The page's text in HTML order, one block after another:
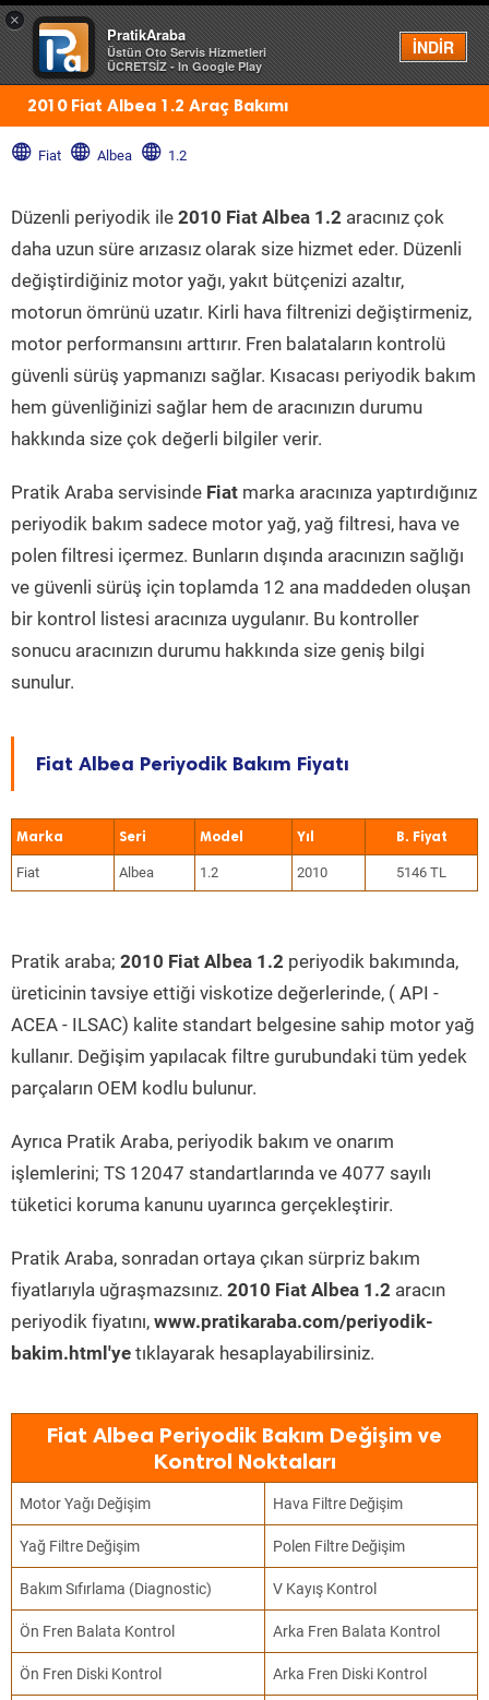
×
PratikAraba
Üstün Oto Servis Hizmetleri
ÜCRETSİZ - In Google Play
İNDİR
Menü
2010 Fiat Albea 1.2 Araç Bakımı
Fiat Albea 1.2
Düzenli periyodik ile 2010 Fiat Albea 1.2 aracınız çok
daha uzun süre arızasız olarak size hizmet eder. Düzenli
değiştirdiğiniz motor yağı, yakıt bütçenizi azaltır,
motorun ömrünü uzatır. Kirli hava filtrenizi değiştirmeniz,
motor performansını arttırır. Fren balataların kontrolü
güvenli sürüş yapmanızı sağlar. Kısacası periyodik bakım
hem güvenliğinizi sağlar hem de aracınızın durumu
hakkında size çok değerli bilgiler verir.
Pratik Araba servisinde Fiat marka aracınıza yaptırdığınız
periyodik bakım sadece motor yağ, yağ filtresi, hava ve
polen filtresi içermez. Bunların dışında aracınızın sağlığı
ve güvenli sürüş için toplamda 12 ana maddeden oluşan
bir kontrol listesi aracınıza uygulanır. Bu kontroller
sonucu aracınızın durumu hakkında size geniş bilgi
sunulur.
Fiat Albea Periyodik Bakım Fiyatı
Marka Seri Model Yıl
Fiat Albea 1.2 2010 5146 TL
Pratik araba; 2010 Fiat Albea 1.2 periyodik bakımında,
üreticinin tavsiye ettiği viskotize değerlerinde, ( API -
ACEA - ILSAC) kalite standart belgesine sahip motor yağ
kullanır. Değişim yapılacak filtre gurubundaki tüm yedek
parçaların OEM kodlu bulunur.
Ayrıca Pratik Araba, periyodik bakım ve onarım
işlemlerini; TS 12047 standartlarında ve 4077 sayılı
tüketici koruma kanunu uyarınca gerçekleştirir.
Pratik Araba, sonradan ortaya çıkan sürpriz bakım
fiyatlarıyla uğraşmazsınız. 2010 Fiat Albea 1.2 aracın
periyodik fiyatını, www.pratikaraba.com/periyodik-
bakim.html'ye tıklayarak hesaplayabilirsiniz.
Fiat Albea Periyodik Bakım Değişim ve
Kontrol Noktaları
Motor Yağı Değişim Hava Filtre Değişim
Yağ Filtre Değişim Polen Filtre Değişim
Bakım Sıfırlama (Diagnostic) V Kayış Kontrol
Ön Fren Balata Kontrol Arka Fren Balata Kontrol
Ön Fren Diski Kontrol Arka Fren Diski Kontrol